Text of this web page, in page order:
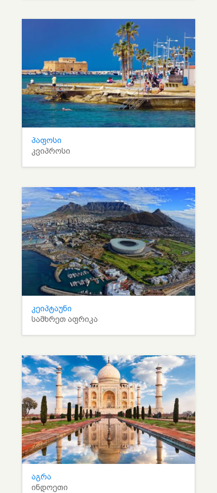
პაფოსი
კვიპროსი
კეიპტაუნი
სამხრეთ აფრიკა
აგრა
ინდოეთი